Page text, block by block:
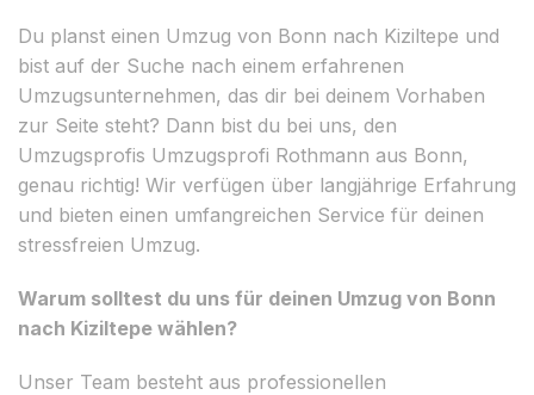
Du planst einen Umzug von Bonn nach Kiziltepe und
bist auf der Suche nach einem erfahrenen
Umzugsunternehmen, das dir bei deinem Vorhaben
zur Seite steht? Dann bist du bei uns, den
Umzugsprofis Umzugsprofi Rothmann aus Bonn,
genau richtig! Wir verfügen über langjährige Erfahrung
und bieten einen umfangreichen Service für deinen
stressfreien Umzug.
Warum solltest du uns für deinen Umzug von Bonn
nach Kiziltepe wählen?
Unser Team besteht aus professionellen